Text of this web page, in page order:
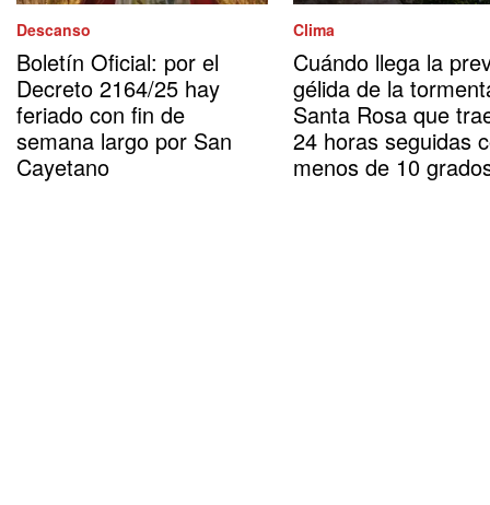
Descanso
Boletín Oficial: por el
Decreto 2164/25 hay
feriado con fin de
semana largo por San
Cayetano
Clima
Cuándo llega la
gélida de la
Santa Rosa que
24 horas seguidas
menos de 10